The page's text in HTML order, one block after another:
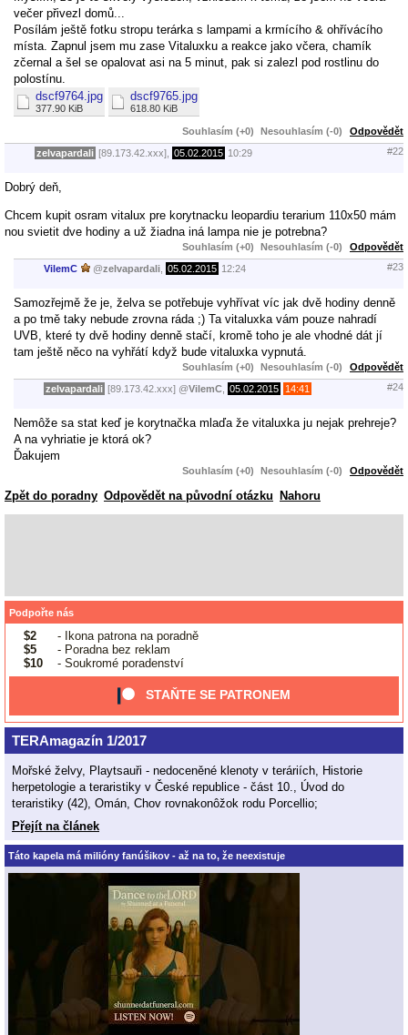
večer přivezl domů...
Posílám ještě fotku stropu terárka s lampami a krmícího & ohřívácího
místa. Zapnul jsem mu zase Vitaluxku a reakce jako včera, chamík
zčernal a šel se opalovat asi na 5 minut, pak si zalezl pod rostlinu do
polostínu.
dscf9764.jpg
377.90 KiB
dscf9765.jpg
618.80 KiB
Souhlasím (+0) Nesouhlasím (-0) Odpovědět
zelvapardali [89.173.42.xxx], 05.02.2015 10:29 #22
Dobrý deň,
Chcem kupit osram vitalux pre korytnacku leopardiu terarium 110x50 mám
nou svietit dve hodiny a už žiadna iná lampa nie je potrebna?
Souhlasím (+0) Nesouhlasím (-0) Odpovědět
VilemC @zelvapardali 05.02.2015 12:24 #23
Samozřejmě že je, želva se potřebuje vyhřívat víc jak dvě hodiny denně
a po tmě taky nebude zrovna ráda ;) Ta vitaluxka vám pouze nahradí
UVB, které ty dvě hodiny denně stačí, kromě toho je ale vhodné dát jí
tam ještě něco na vyhřátí když bude vitaluxka vypnutá.
Souhlasím (+0) Nesouhlasím (-0) Odpovědět
zelvapardali [89.173.42.xxx] @VilemC 05.02.2015 14:41 #24
Nemôže sa stat keď je korytnačka mlaďa že vitaluxka ju nejak prehreje?
A na vyhriatie je ktorá ok?
Ďakujem
Souhlasím (+0) Nesouhlasím (-0) Odpovědět
Zpět do poradny Odpovědět na původní otázku Nahoru
Podpořte nás
$2
- Ikona patrona na poradně
$5
- Poradna bez reklam
$10
- Soukromé poradenství
STAŇTE SE PATRONEM
TERAmagazín 1/2017
Mořské želvy, Playtsauři - nedoceněné klenoty v teráriích, Historie
herpetologie a teraristiky v České republice - část 10., Úvod do
teraristiky (42), Omán, Chov rovnakonôžok rodu Porcellio;
Přejít na článek
Táto kapela má milióny fanúšikov - až na to, že neexistuje